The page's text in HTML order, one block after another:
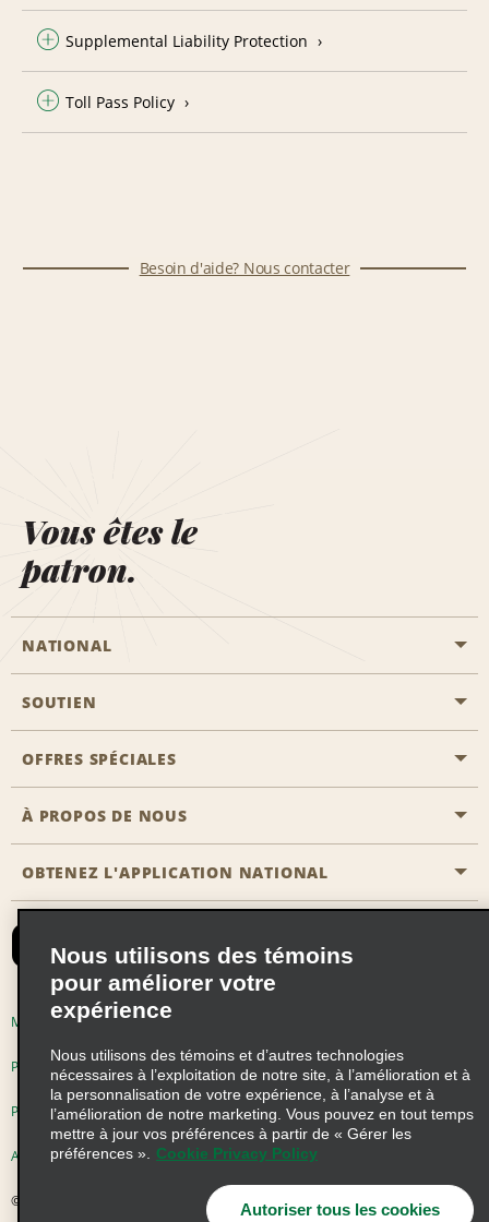
Supplemental Liability Protection
Toll Pass Policy
Besoin d'aide? Nous contacter
Vous êtes le
patron.
NATIONAL
Aviation générale
Emplacements Emerald Aisle
Agents de voyage
Réserver un véhicule pour quelqu'un d'autre
Emerald Club se connecter
Emerald Club S'inscrire
Emerald Club Avantages
Emerald Club Services
SOUTIEN
Clients ayant un handicap
Nous contacter
FAQ
OFFRES SPÉCIALES
Toutes les offres
Abonnement aux courriels
À PROPOS DE NOUS
Histoire de l’entreprise
Nouvelles et histoires
Responsabilité sociale
Occasions de franchise mondiales
Perspectives de carrière
OBTENEZ L'APPLICATION NATIONAL
Modalités d'utilisation
Politique sur les fichiers témoins
Pluriannuel d'accessibilité Choix de confidentialité
AdChoices
© 2026 Enterprise Holdings, Inc. Tous droits réservés
Nous utilisons des témoins
pour améliorer votre
expérience
Nous utilisons des témoins et d’autres technologies
nécessaires à l’exploitation de notre site, à l’amélioration et à
la personnalisation de votre expérience, à l’analyse et à
l’amélioration de notre marketing. Vous pouvez en tout temps
mettre à jour vos préférences à partir de « Gérer les
préférences ».
Cookie Privacy Policy
Autoriser tous les cookies